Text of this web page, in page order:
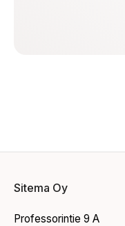
Sitema Oy
Professorintie 9 A